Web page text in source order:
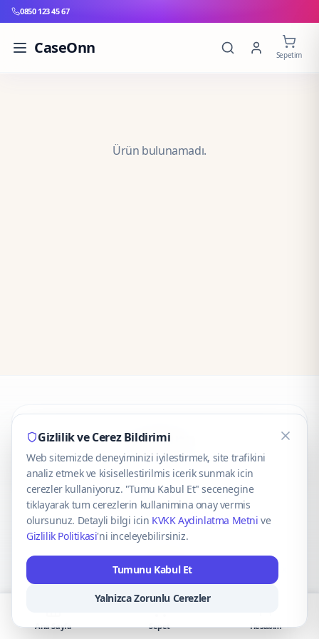
0850 123 45 67
CaseOnn Sepetim
Ürün bulunamadı.
CaseOnn
© 2025 CaseOnn. Tüm hakları saklıdır.
VISA Mastercard
Gizlilik ve Cerez Bildirimi
Web sitemizde deneyiminizi iyilestirmek, site trafikini
analiz etmek ve kisisellestirilmis icerik sunmak icin
cerezler kullaniyoruz. "Tumu Kabul Et" secenegine
tiklayarak tum cerezlerin kullanimina onay vermis
olursunuz. Detayli bilgi icin KVKK Aydinlatma Metni ve
Gizlilik Politikasi'ni inceleyebilirsiniz.
Tumunu Kabul Et
Yalnizca Zorunlu Cerezler
Ana Sayfa Sepet Hesabım